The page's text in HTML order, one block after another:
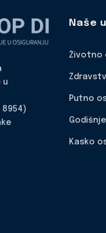
u
8954)
Naše
Životno
Putno
Kasko